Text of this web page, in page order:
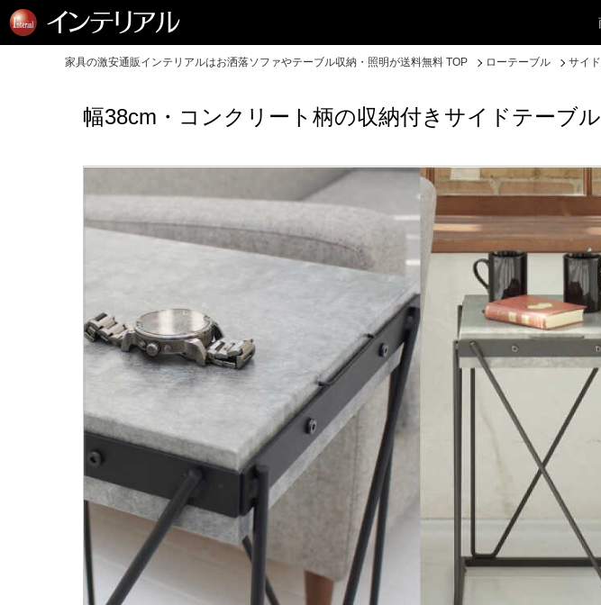
家具の激安通販インテリアルはお洒落ソファやテーブル収納・照明が送料無料 TOP ローテーブル サイ
幅38cm・コンクリート柄の収納付きサイドテーブル